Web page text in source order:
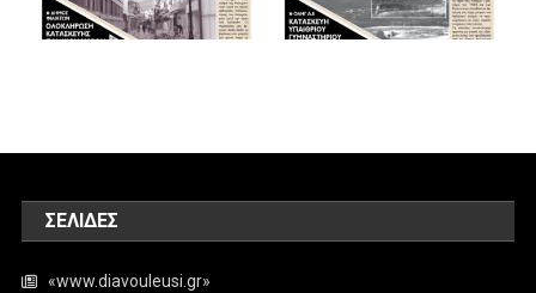
ΣΕΛΊΔΕΣ
«www.diavouleusi.gr»